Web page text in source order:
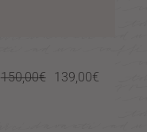
150,00€ 139,00€